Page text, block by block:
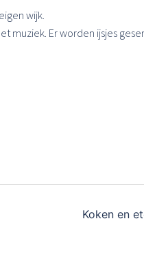
wijk.
Er worden ijsjes
Koken en